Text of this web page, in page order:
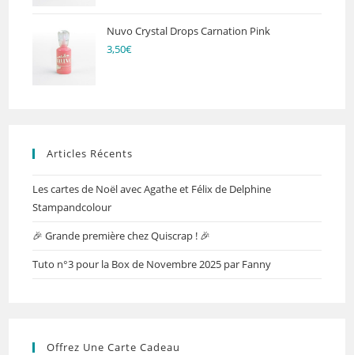
Nuvo Crystal Drops Carnation Pink
3,50€
Articles Récents
Les cartes de Noël avec Agathe et Félix de Delphine
Stampandcolour
🎉 Grande première chez Quiscrap ! 🎉
Tuto n°3 pour la Box de Novembre 2025 par Fanny
Offrez Une Carte Cadeau